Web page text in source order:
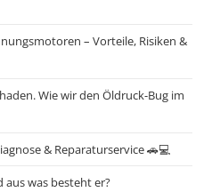
– Vorteile, Risiken &
Wie wir den Öldruck-Bug im
& Reparaturservice 🚗💻
was besteht er?